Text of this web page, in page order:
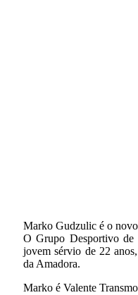
Marko Gudzulic é o
O Grupo Desportivo de
jovem sérvio de 22
da Amadora.
Marko é Valente